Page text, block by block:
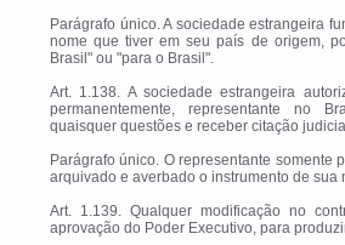
Parágrafo único. A sociedade estrangeira
nome que tiver em seu país de origem,
Brasil" ou "para o Brasil".
Art. 1.138. A sociedade estrangeira
permanentemente, representante no
quaisquer questões e receber citação
Parágrafo único. O representante somente
arquivado e averbado o instrumento de sua
Art. 1.139. Qualquer modificação no
aprovação do Poder Executivo, para